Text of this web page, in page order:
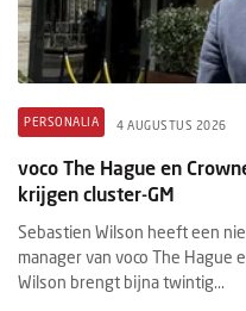
PERSONALIA 4 AUGUSTUS 2026
voco The Hague en
krijgen cluster-GM
Sebastien Wilson heeft een
manager van voco The Hague
Wilson brengt bijna twintig...